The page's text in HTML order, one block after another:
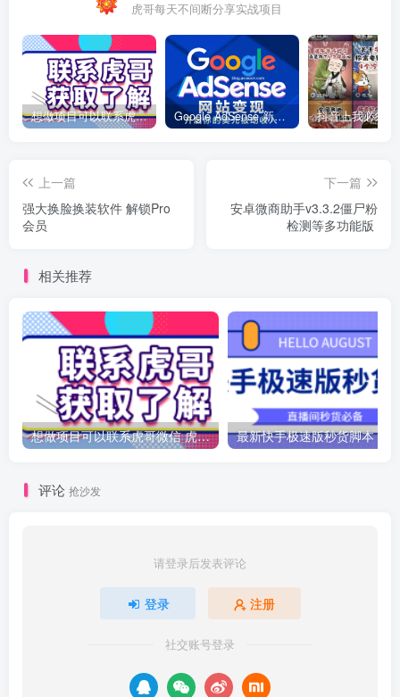
虎哥每天不间断分享实战项目
想做项目可以联系虎哥微信 虎哥一对一解答并且远程视频教学 Google AdSense 新手接入教程：虎哥手把手教你用网站赚取美元收入
上一篇
强大换脸换装软件 解锁Pro
会员
下一篇
安卓微商助手v3.3.2僵尸粉
检测等多功能版
相关推荐
想做项目可以联系虎哥微信 虎哥一对一解答并且远程视频教学
评论 抢沙发
请登录后发表评论
登录 注册
社交账号登录